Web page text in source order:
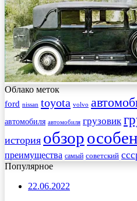
Облако меток
ford nissan toyota volvo
автомобиля автомобиля грузовик
история обзор
преимущества самый советский
Популярное
22.06.2022